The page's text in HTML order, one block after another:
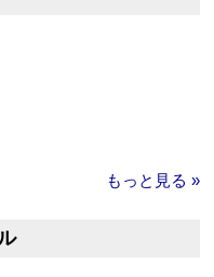
もっと見る »